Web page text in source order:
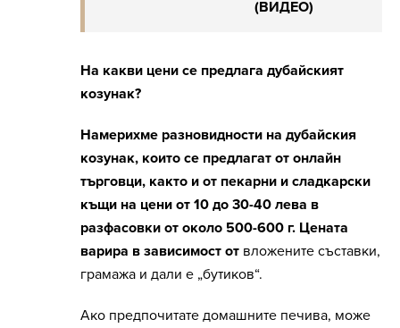
(ВИДЕО)
На какви цени се предлага дубайският
козунак?
Намерихме разновидности на дубайския
козунак, които се предлагат от онлайн
търговци, както и от пекарни и сладкарски
къщи на цени от 10 до 30-40 лева в
разфасовки от около 500-600 г. Цената
варира в зависимост от вложените съставки,
грамажа и дали е „бутиков“.
Ако предпочитате домашните печива, може